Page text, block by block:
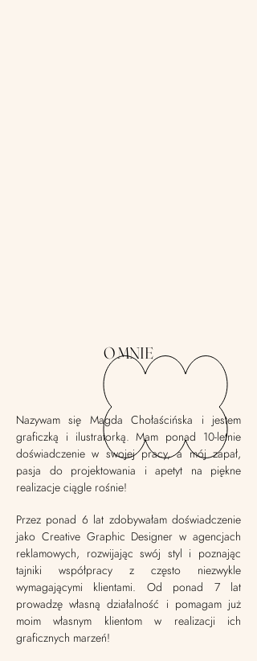
O MNIE
Nazywam się Magda Chołaścińska i jestem
graficzką i ilustratorką. Mam ponad 10-letnie
doświadczenie w swojej pracy, a mój zapał,
pasja do projektowania i apetyt na piękne
realizacje ciągle rośnie!
Przez ponad 6 lat zdobywałam doświadczenie
jako Creative Graphic Designer w agencjach
reklamowych, rozwijając swój styl i poznając
tajniki współpracy z często niezwykle
wymagającymi klientami. Od ponad 7 lat
prowadzę własną działalność i pomagam już
moim własnym klientom w realizacji ich
graficznych marzeń!